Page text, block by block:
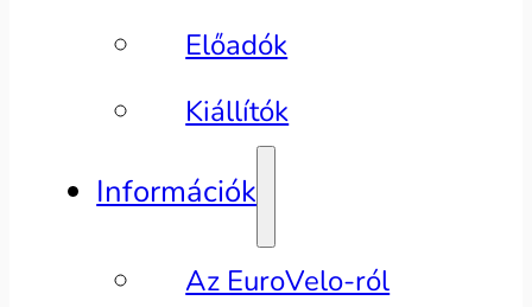
Előadók
Kiállítók
Információk
Az EuroVelo-ról